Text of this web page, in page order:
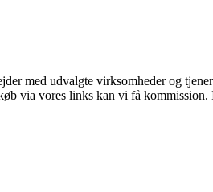
med udvalgte virksomheder og
via vores links kan vi få